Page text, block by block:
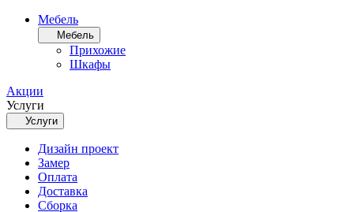
Мебель
Мебель
Прихожие
Шкафы
Акции
Услуги
Услуги
Дизайн проект
Замер
Оплата
Доставка
Сборка